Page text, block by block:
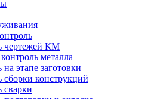
чертежей КМ
металла
этапе заготовки
сборки конструкций
сварки